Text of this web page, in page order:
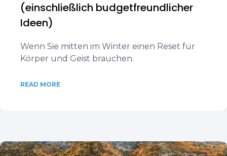
(einschließlich budgetfreundlicher
Ideen)
Wenn Sie mitten im Winter einen Reset für
Körper und Geist brauchen.
READ MORE